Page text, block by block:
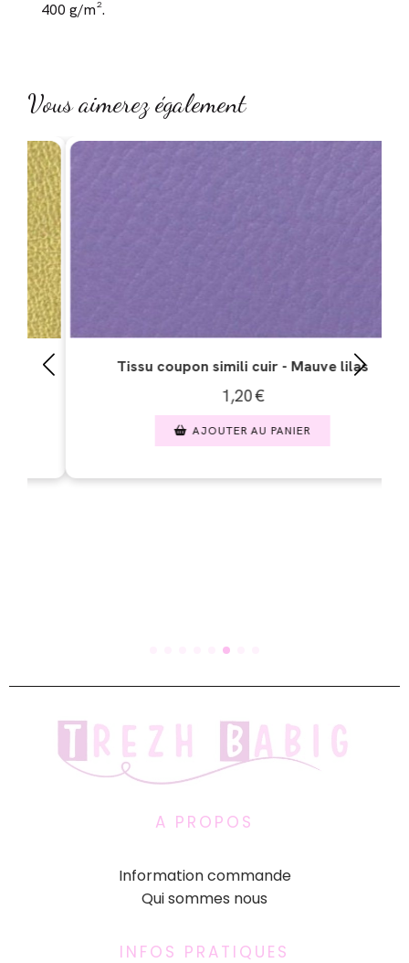
400 g/m².
Vous aimerez également
cuir - Mauve lilas Tissu coupon simili
AJOUTER AU
A PROPOS
Information commande
Qui sommes nous
INFOS PRATIQUES